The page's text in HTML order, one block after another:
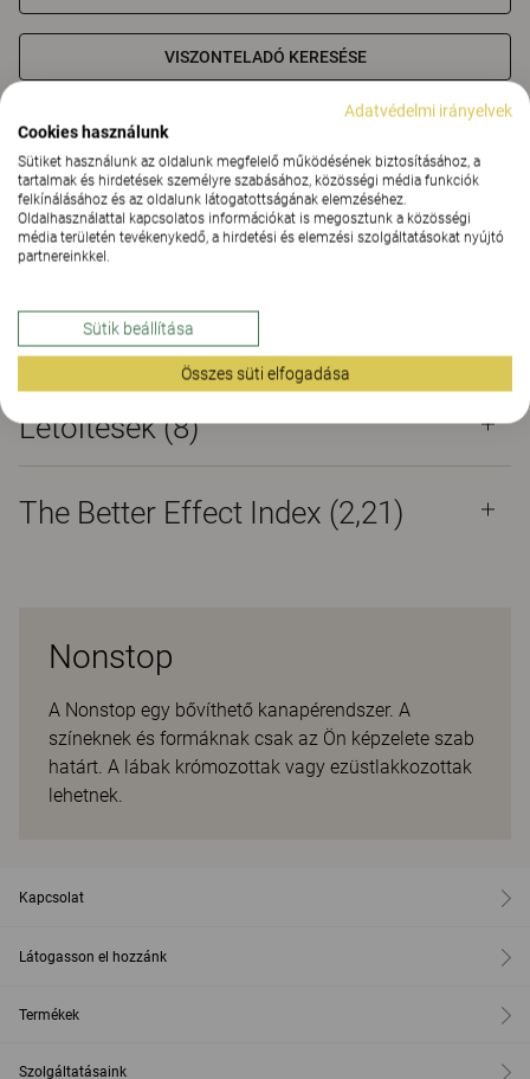
VISZONTELADÓ KERESÉSE
Anyagok Letöltések (8)
Tanúsítványok
Anyagok
Letöltések (8)
The Better Effect Index (2,21)
Nonstop
A Nonstop egy bővíthető kanapérendszer. A
színeknek és formáknak csak az Ön képzelete szab
határt. A lábak krómozottak vagy ezüstlakkozottak
lehetnek.
Kapcsolat
Látogasson el hozzánk
Termékek
Szolgáltatásaink
Adatvédelmi irányelvek
Cookies használunk
Sütiket használunk az oldalunk megfelelő működésének biztosításához, a
tartalmak és hirdetések személyre szabásához, közösségi média funkciók
felkínálásához és az oldalunk látogatottságának elemzéséhez.
Oldalhasználattal kapcsolatos információkat is megosztunk a közösségi
média területén tevékenykedő, a hirdetési és elemzési szolgáltatásokat nyújtó
partnereinkkel.
Sütik beállítása
Összes süti elfogadása